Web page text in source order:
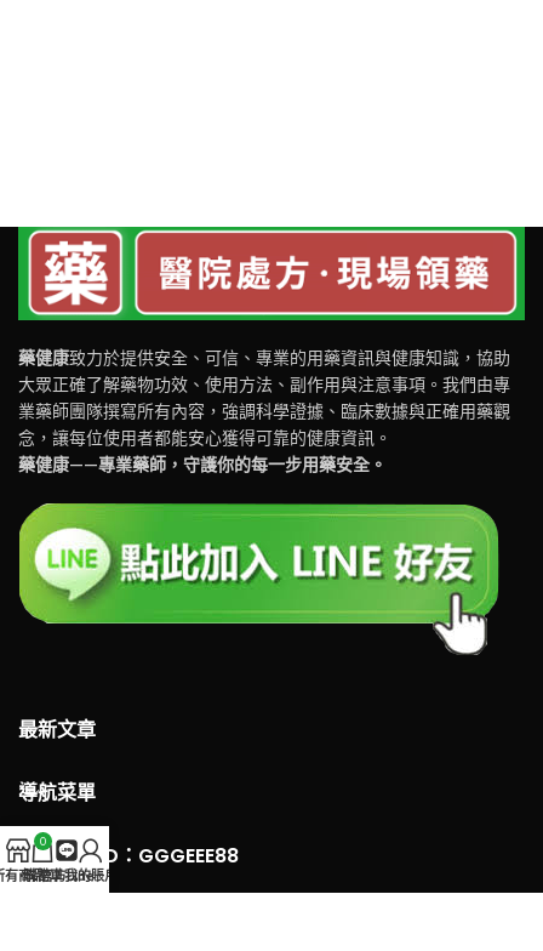
藥健康致力於提供安全、可信、專業的用藥資訊與健康知識，協助
大眾正確了解藥物功效、使用方法、副作用與注意事項。我們由專
業藥師團隊撰寫所有內容，強調科學證據、臨床數據與正確用藥觀
念，讓每位使用者都能安心獲得可靠的健康資訊。
藥健康——專業藥師，守護你的每一步用藥安全。
最新文章
導航菜單
LINE 客服ID：GGGEEE88
有商品
0
購物車官方Line
我的賬戶